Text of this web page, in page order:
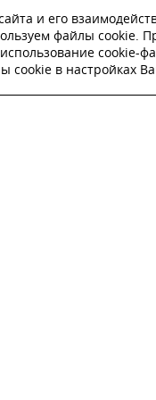
НУЖНА
ЗАЯВКУ И
и его
файлы cookie.
cookie-
cookie в настройках